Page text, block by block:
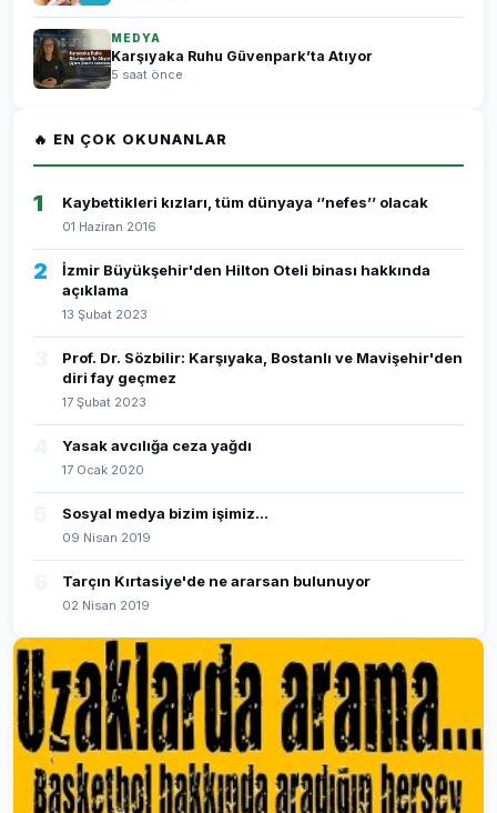
MEDYA
Karşıyaka Ruhu Güvenpark’ta Atıyor
5 saat önce
🔥 EN ÇOK OKUNANLAR
1 Kaybettikleri kızları, tüm dünyaya ‘’nefes’’ olacak
01 Haziran 2016
2
İzmir Büyükşehir'den Hilton Oteli binası hakkında
açıklama
13 Şubat 2023
Prof. Dr. Sözbilir: Karşıyaka, Bostanlı ve Mavişehir'den
diri fay geçmez
17 Şubat 2023
Yasak avcılığa ceza yağdı
17 Ocak 2020
Sosyal medya bizim işimiz...
09 Nisan 2019
Tarçın Kırtasiye'de ne ararsan bulunuyor
02 Nisan 2019